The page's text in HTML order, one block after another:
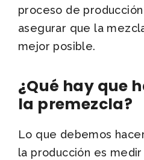
proceso de
asegurar que la
mejor posible.
¿Qué hay que
la premezcla?
Lo que debemos
la producción es